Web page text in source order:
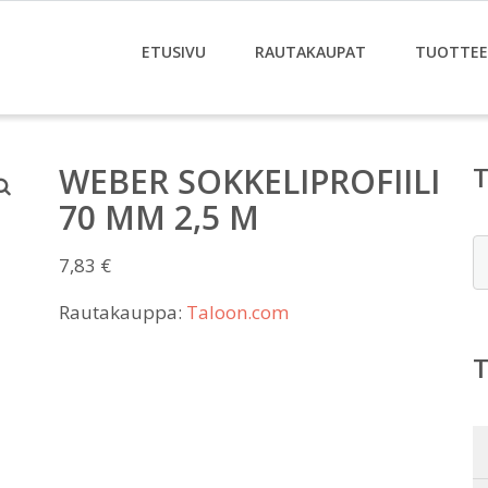
ETUSIVU RAUTAKAUPAT
WEBER SOKKELIPROFIILI
70 MM 2,5 M
7,83 €
Rautakauppa: Taloon.com